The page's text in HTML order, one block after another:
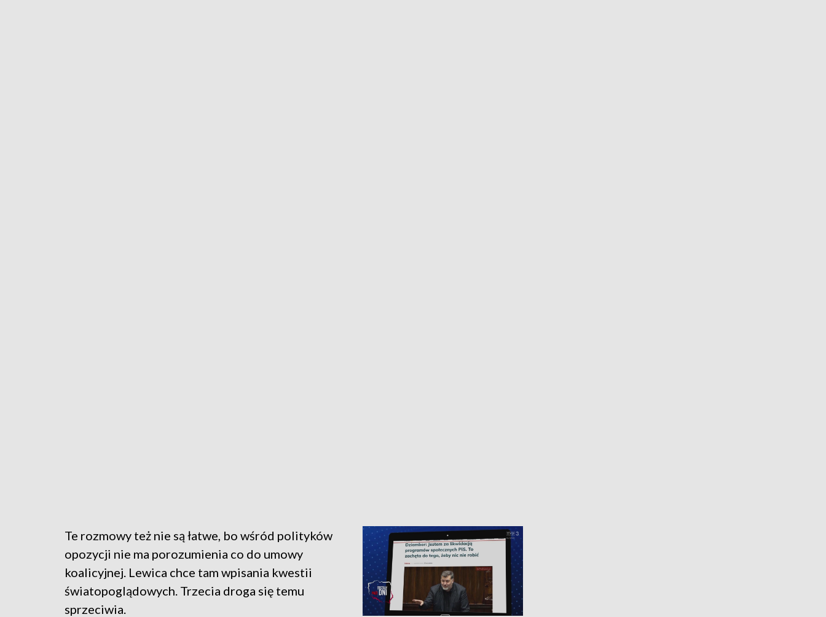
Te rozmowy też nie są łatwe, bo wśród polityków
opozycji nie ma porozumienia co do umowy
koalicyjnej. Lewica chce tam wpisania kwestii
światopoglądowych. Trzecia droga się temu
sprzeciwia.